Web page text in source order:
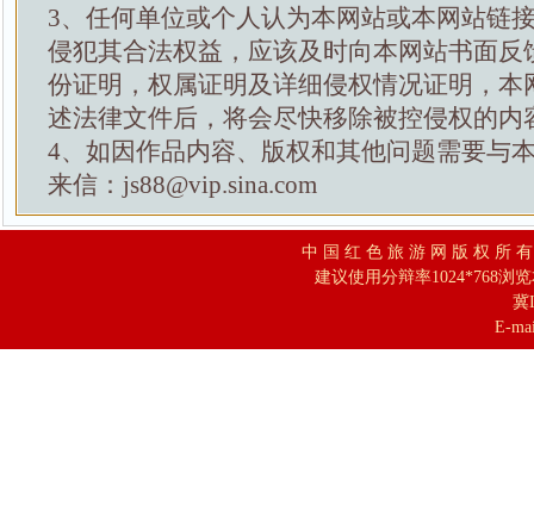
3、任何单位或个人认为本网站或本网站链
侵犯其合法权益，应该及时向本网站书面反
份证明，权属证明及详细侵权情况证明，本
述法律文件后，将会尽快移除被控侵权的内
4、如因作品内容、版权和其他问题需要与
来信：js88@vip.sina.com
中 国 红 色 旅 游 网 版 权 所
建议使用分辩率1024*768浏
冀
E-